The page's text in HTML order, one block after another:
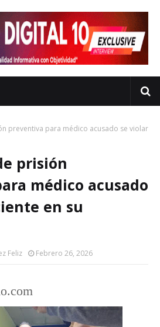
preventiva para médico acusado se violar
prisión
médico acusado
en su
Feliz Febrero 26, 2026